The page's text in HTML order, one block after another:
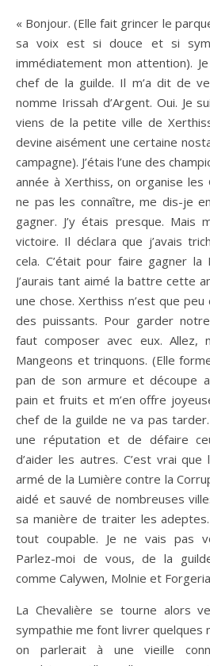
« Bonjour. (Elle fait grincer le
sa voix est si douce et si
immédiatement mon attention).
chef de la guilde. Il m’a dit de
nomme Irissah d’Argent. Oui. Je
viens de la petite ville de
devine aisément une certaine
campagne). J’étais l’une des
année à Xerthiss, on organise les
ne pas les connaître, me dis-je
gagner. J’y étais presque. Mais
victoire. Il déclara que j’avais
cela. C’était pour faire gagner
J’aurais tant aimé la battre cette
une chose. Xerthiss n’est que peu
des puissants. Pour garder
faut composer avec eux. Allez,
Mangeons et trinquons. (Elle
pan de son armure et découpe
pain et fruits et m’en offre
chef de la guilde ne va pas
une réputation et de défaire
d’aider les autres. C’est vrai
armé de la Lumière contre la
aidé et sauvé de nombreuses
sa manière de traiter les
tout coupable. Je ne vais pas
Parlez-moi de vous, de la
comme Calywen, Molnie et
La Chevalière se tourne alors
sympathie me font livrer quelques
on parlerait à une vieille